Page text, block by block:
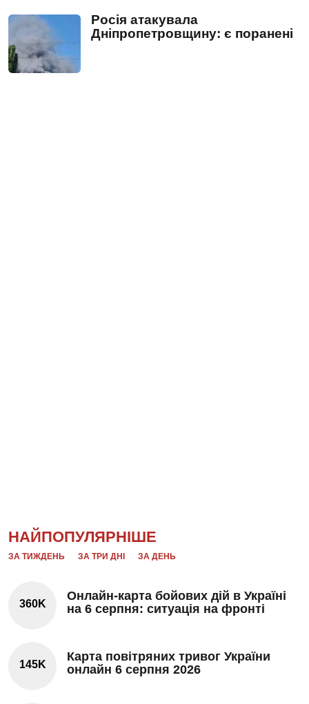
Росія атакувала
Дніпропетровщину: є поранені
НАЙПОПУЛЯРНІШЕ
ЗА ТИЖДЕНЬ ЗА ТРИ ДНІ ЗА ДЕНЬ
360K
Онлайн-карта бойових дій в Україні
на 6 серпня: ситуація на фронті
145K
Карта повітряних тривог України
онлайн 6 серпня 2026